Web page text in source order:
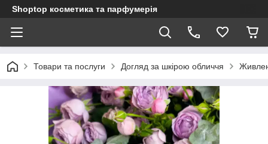
Shoptop косметика та парфумерія
Товари та послуги Догляд за шкірою обличчя